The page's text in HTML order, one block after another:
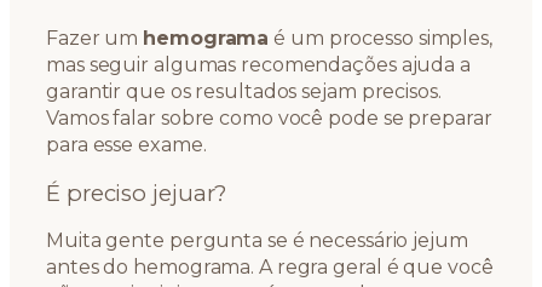
Fazer um hemograma é um processo simples,
mas seguir algumas recomendações ajuda a
garantir que os resultados sejam precisos.
Vamos falar sobre como você pode se preparar
para esse exame.
É preciso jejuar?
Muita gente pergunta se é necessário jejum
antes do hemograma. A regra geral é que você